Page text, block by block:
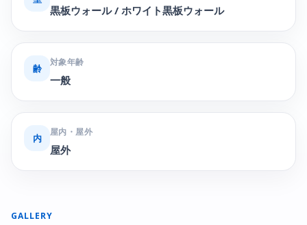
黒板ウォール / ホワイト黒板ウォール
齢
対象年齢
一般
内
屋内・屋外
屋外
GALLERY